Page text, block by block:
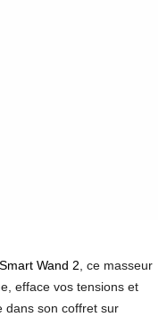
Smart Wand 2, ce masseur
efface vos tensions et
dans son coffret sur